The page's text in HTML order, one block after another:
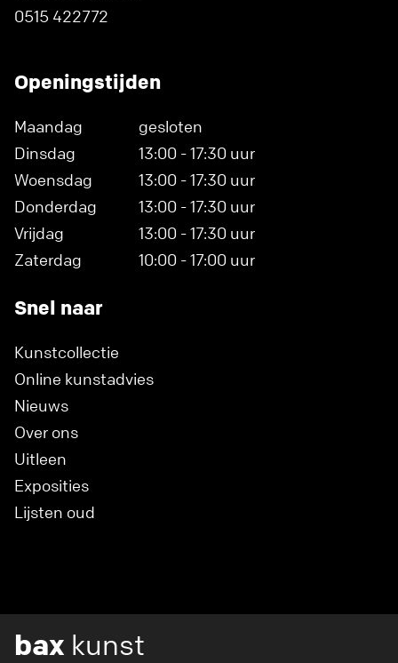
0515 422772
Openingstijden
Maandag
gesloten
Dinsdag
13:00 - 17:30 uur
Woensdag
13:00 - 17:30 uur
Donderdag
13:00 - 17:30 uur
Vrijdag
13:00 - 17:30 uur
Zaterdag
10:00 - 17:00 uur
Snel naar
Kunstcollectie
Online kunstadvies
Nieuws
Over ons
Uitleen
Exposities
Lijsten oud
bax kunst